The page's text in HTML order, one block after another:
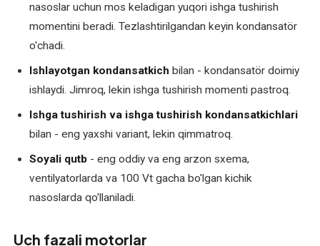
kapital
ta'miri
ta'mirdan
keyingi
sinov
nasoslarini
ta'mirlash
elektromotorlarni
nasoslar uchun mos keladigan yuqori ishga tushirish
momentini beradi. Tezlashtirilgandan keyin kondansatör
o'chadi.
Ishlayotgan kondansatkich bilan - kondansatör doimiy
ishlaydi. Jimroq, lekin ishga tushirish momenti pastroq.
Ishga tushirish va ishga tushirish kondansatkichlari
bilan - eng yaxshi variant, lekin qimmatroq.
Soyali qutb - eng oddiy va eng arzon sxema,
ventilyatorlarda va 100 Vt gacha bo'lgan kichik
nasoslarda qo'llaniladi.
Uch fazali motorlar